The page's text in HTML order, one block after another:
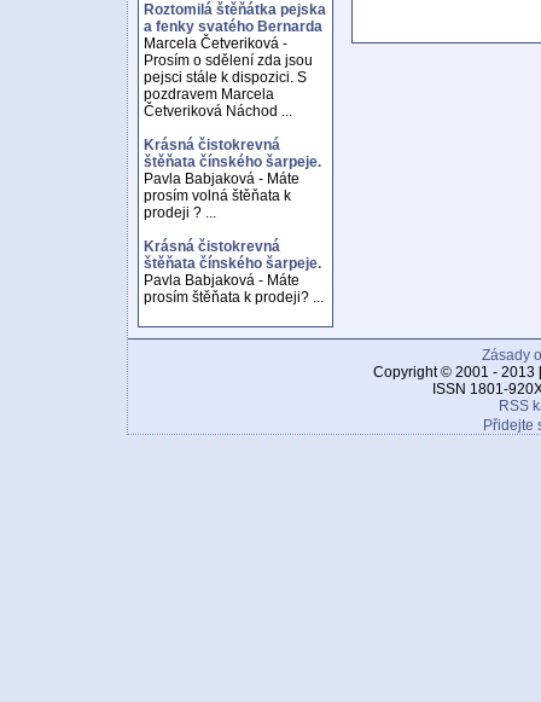
Roztomilá štěňátka pejska
a fenky svatého Bernarda
Marcela Četveriková -
Prosím o sdělení zda jsou
pejsci stále k dispozici. S
pozdravem Marcela
Četveriková Náchod ...
Krásná čistokrevná
štěňata čínského šarpeje.
Pavla Babjaková - Máte
prosím volná štěňata k
prodeji ? ...
Krásná čistokrevná
štěňata čínského šarpeje.
Pavla Babjaková - Máte
prosím štěňata k prodeji? ...
Zásady
Copyright © 2001 - 2013
ISSN 1801-
RSS
Přidejte